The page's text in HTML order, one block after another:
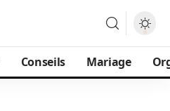
Conseils Mariage